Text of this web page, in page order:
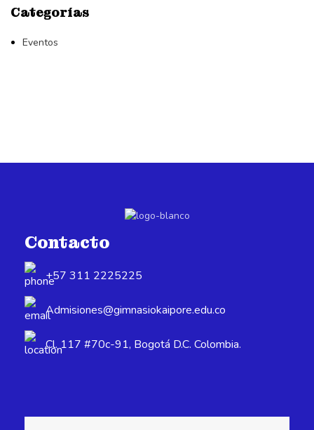
Categorías
Eventos
Contacto
+57 311 2225225
Admisiones@gimnasiokaipore.edu.co
Cl. 117 #70c-91, Bogotá D.C. Colombia.